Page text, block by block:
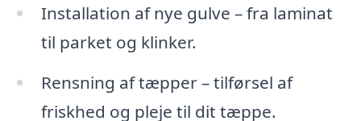
Installation af nye gulve – fra laminat
til parket og klinker.
Rensning af tæpper – tilførsel af
friskhed og pleje til dit tæppe.